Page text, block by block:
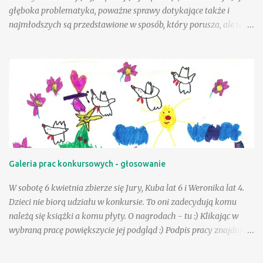
głęboka problematyka, poważne sprawy dotykające także i
najmłodszych są przedstawione w sposób, który porusza, ale też i
swojej biblioteczce. Andzia - bohaterka książki - była wyjątkowo
szczęśliwą dziewczynką, a wielka w tym zasługa taty, a choć był
jej tak bliski, to paradoksalnie teraz lepiej sobie poradzić w tej
trudnej sytuacji, gdy tak drogiej osoby zabrakło - przeciwnie niż
jej mama. Andzia zauważa, że mama czasem zachowuje się tak, "
jakby zapomniała, że już jest dorosła " - można to różnie
tłumaczyć - silniejszymi więzami, odmienną sytuacją życiową, na
pewno jednak niebagatelne znaczenie ma dla dziewczynki
szczególnej, bo "ptasiej postaci...
Galeria prac konkursowych - głosowanie
W sobotę 6 kwietnia zbierze się Jury, Kuba lat 6 i Weronika lat 4.
Dzieci nie biorą udziału w konkursie. To oni zadecydują komu
należą się książki a komu płyty. O nagrodach - tu :) Klikając w
wybraną pracę powiększycie jej podgląd :) Podpis pracy znajduje